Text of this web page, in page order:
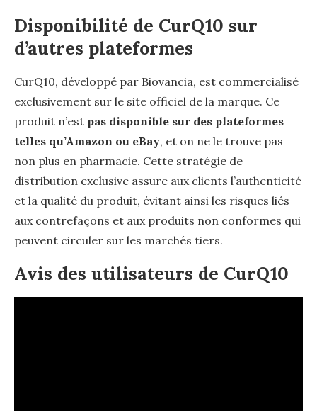
Disponibilité de CurQ10 sur
d’autres plateformes
CurQ10, développé par Biovancia, est commercialisé
exclusivement sur le site officiel de la marque. Ce
produit n’est pas disponible sur des plateformes
telles qu’Amazon ou eBay, et on ne le trouve pas
non plus en pharmacie. Cette stratégie de
distribution exclusive assure aux clients l’authenticité
et la qualité du produit, évitant ainsi les risques liés
aux contrefaçons et aux produits non conformes qui
peuvent circuler sur les marchés tiers.
Avis des utilisateurs de CurQ10